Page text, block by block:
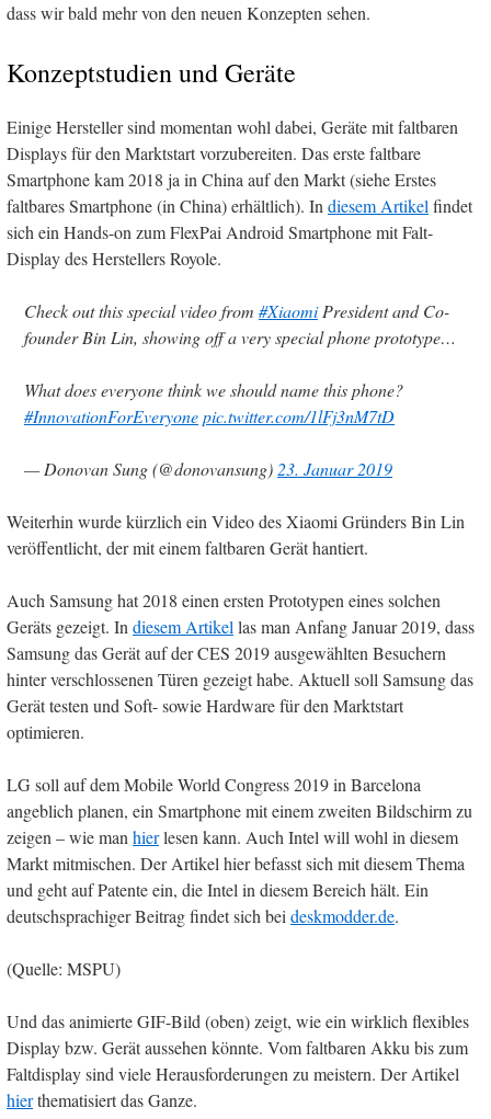
dass wir bald mehr von den neuen Konzepten sehen.
Konzeptstudien und Geräte
Einige Hersteller sind momentan wohl dabei, Geräte mit faltbaren
Displays für den Marktstart vorzubereiten. Das erste faltbare
Smartphone kam 2018 ja in China auf den Markt (siehe Erstes
faltbares Smartphone (in China) erhältlich). Indiesem Artikelfindet
sich ein Hands-on zum FlexPai Android Smartphone mit Falt-
Display des Herstellers Royole.
Check out this special video from #XiaomiPresident and Co-
founder Bin Lin, showing off a very special phone prototype…
What does everyone think we should name this phone?
#InnovationForEveryonepic.twitter.com/1lFj3nM7tD
— Donovan Sung (@donovansung)23. Januar 2019
Weiterhin wurde kürzlich ein Video des Xiaomi Gründers Bin Lin
veröffentlicht, der mit einem faltbaren Gerät hantiert.
Auch Samsung hat 2018 einen ersten Prototypen eines solchen
Geräts gezeigt. Indiesem Artikellas man Anfang Januar 2019, dass
Samsung das Gerät auf der CES 2019 ausgewählten Besuchern
hinter verschlossenen Türen gezeigt habe. Aktuell soll Samsung das
Gerät testen und Soft- sowie Hardware für den Marktstart
optimieren.
LG soll auf dem Mobile World Congress 2019 in Barcelona
angeblich planen, ein Smartphone mit einem zweiten Bildschirm zu
zeigen – wie manhierlesen kann. Auch Intel will wohl in diesem
Markt mitmischen. Der Artikel hier befasst sich mit diesem Thema
und geht auf Patente ein, die Intel in diesem Bereich hält. Ein
deutschsprachiger Beitrag findet sich beideskmodder.de.
(Quelle: MSPU)
Und das animierte GIF-Bild (oben) zeigt, wie ein wirklich flexibles
Display bzw. Gerät aussehen könnte. Vom faltbaren Akku bis zum
Faltdisplay sind viele Herausforderungen zu meistern. Der Artikel
hierthematisiert das Ganze.